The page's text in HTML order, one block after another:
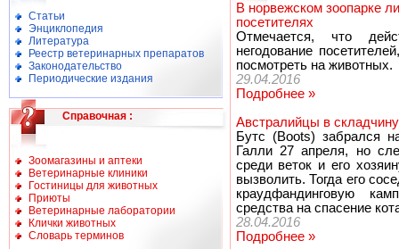
Статьи
Энциклопедия
Литература
Реестр ветеринарных препаратов
Законодательство
Периодические издания
Справочная :
Зоомагазины и аптеки
Ветеринарные клиники
Гостиницы для животных
Приюты
Ветеринарные лаборатории
Клички животных
Словарь терминов
В норвежском зоопарке
посетителях
Отмечается, что
негодование
посмотреть на животных.
29.04.2016
Подробнее »
Австралийцы в
Бутс (Boots) забрался
Галли 27 апреля, но
среди веток и его
вызволить. Тогда его
краудфандинговую
средства на спасение
28.04.2016
Подробнее »